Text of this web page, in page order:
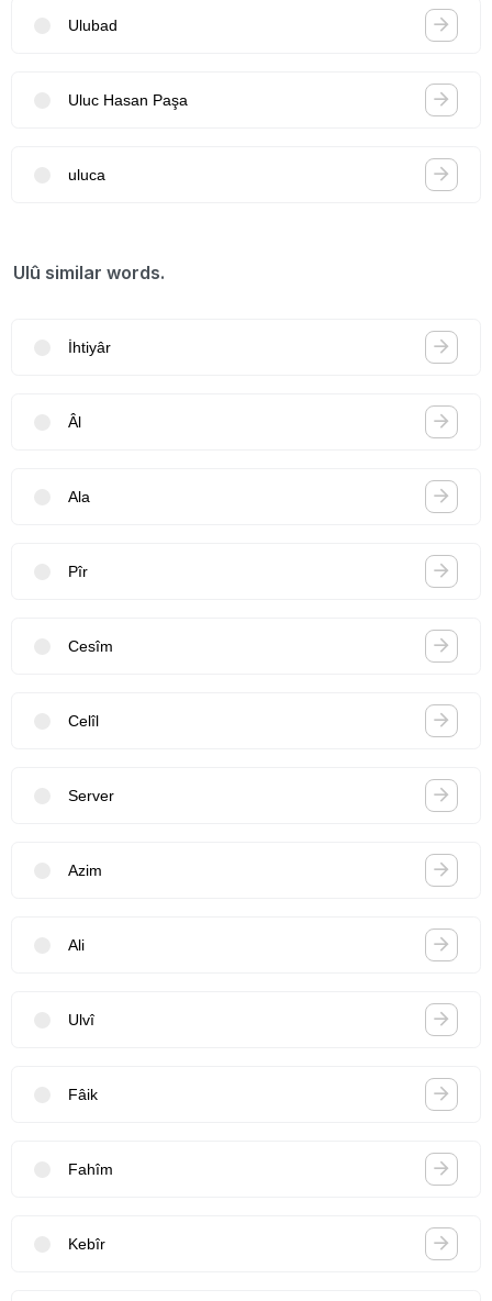
Ulubad
Uluc Hasan Paşa
uluca
Ulû similar words.
İhtiyâr
Âl
Ala
Pîr
Cesîm
Celîl
Server
Azim
Ali
Ulvî
Fâik
Fahîm
Kebîr